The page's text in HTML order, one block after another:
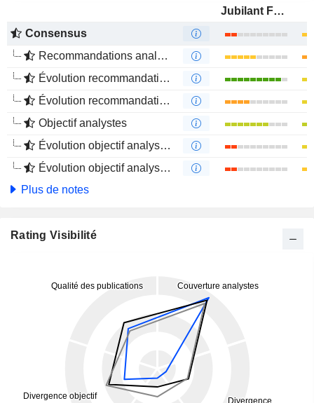
Jubilant FoodWorks Limited
Consensus
Recommandations analystes
Évolution recommandations analystes 1 an
Évolution recommandations analystes 4 mois
Objectif analystes
Évolution objectif analystes 1 an
Évolution objectif analystes 4 mois
Plus de notes
Rating Visibilité